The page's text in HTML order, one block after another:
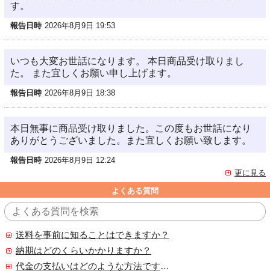
す。
報告日時 2026年8月9日 19:53
いつも大変お世話になります。 本日商品受け取りまし
た。 また宜しくお願い申し上げます。
報告日時 2026年8月9日 18:38
本日無事に商品受け取りました。この度もお世話になり
ありがとうございました。また宜しくお願い致します。
報告日時 2026年8月9日 12:24
更に見る
よくある質問
送料を事前に知ることはできますか？
納期はどのくらいかかりますか？
代金の支払いはどのような方法ですか？